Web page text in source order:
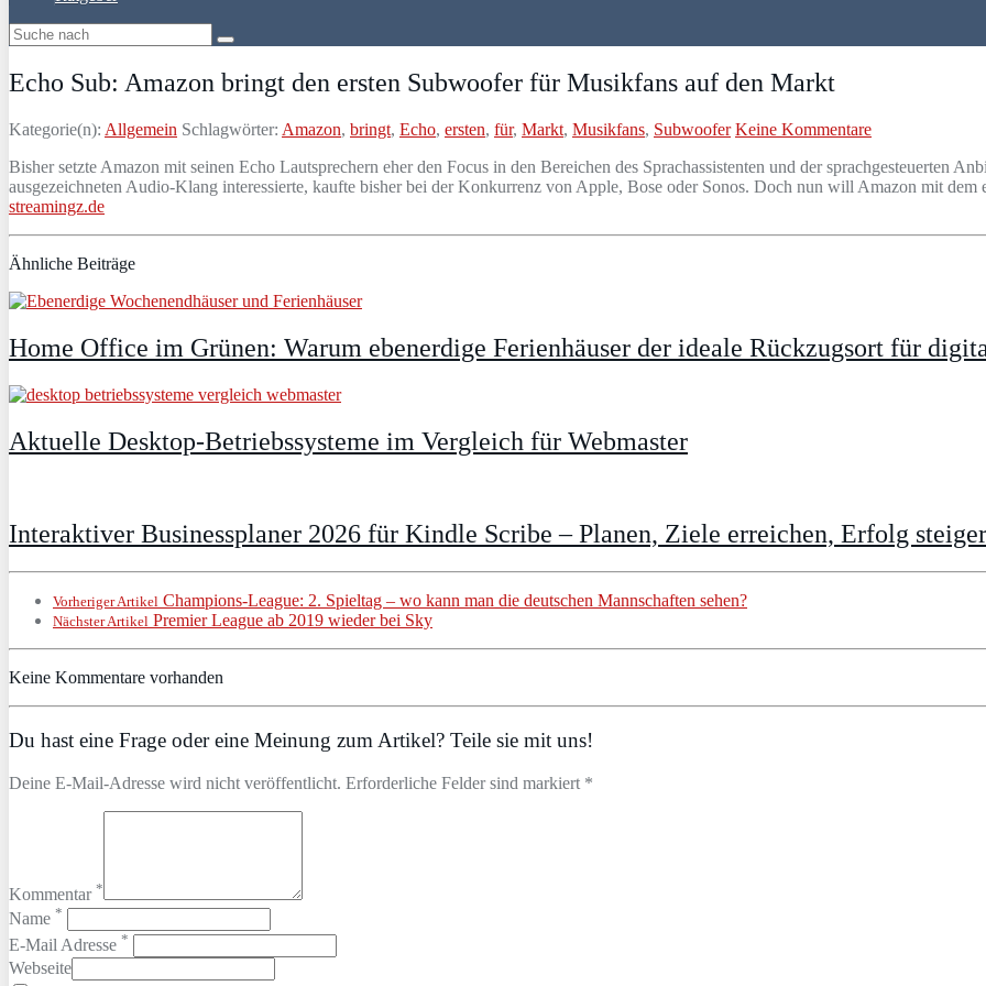
Echo Sub: Amazon bringt den ersten Subwoofer für Musikfans auf den Markt
Kategorie(n): Allgemein Schlagwörter: Amazon, bringt, Echo, ersten, für, Markt, Musikfans, Subwoofer Keine Kommentare
Bisher setzte Amazon mit seinen Echo Lautsprechern eher den Focus in den Bereichen des Sprachassistenten und der sprachgesteuerten
ausgezeichneten Audio-Klang interessierte, kaufte bisher bei der Konkurrenz von Apple, Bose oder Sonos. Doch nun will Amazon mit
streamingz.de
Ähnliche Beiträge
Home Office im Grünen: Warum ebenerdige Ferienhäuser der ideale Rückzugsort für
Aktuelle Desktop-Betriebssysteme im Vergleich für Webmaster
Interaktiver Businessplaner 2026 für Kindle Scribe – Planen, Ziele erreichen, Erfolg
Vorheriger Artikel Champions-League: 2. Spieltag – wo kann man die deutschen Mannschaften sehen?
Nächster Artikel Premier League ab 2019 wieder bei Sky
Keine Kommentare vorhanden
Du hast eine Frage oder eine Meinung zum Artikel? Teile sie mit uns!
Deine E-Mail-Adresse wird nicht veröffentlicht. Erforderliche Felder sind markiert *
Kommentar *
Name *
E-Mail Adresse *
Webseite